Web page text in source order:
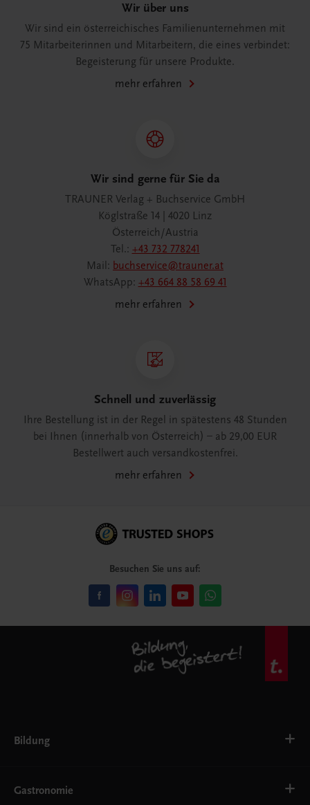
Wir über uns
Wir sind ein österreichisches Familienunternehmen mit
75 Mitarbeiterinnen und Mitarbeitern, die eines verbindet:
Begeisterung für unsere Produkte.
mehr erfahren
Wir sind gerne für Sie da
TRAUNER Verlag + Buchservice GmbH
Köglstraße 14 | 4020 Linz
Österreich/Austria
Tel.: +43 732 778241
Mail: buchservice@trauner.at
WhatsApp: +43 664 88 58 69 41
mehr erfahren
Schnell und zuverlässig
Ihre Bestellung ist in der Regel in spätestens 48 Stunden
bei Ihnen (innerhalb von Österreich) – ab 29,00 EUR
Bestellwert auch versandkostenfrei.
mehr erfahren
Besuchen Sie uns auf:
Bildung
AHS
Gastronomie